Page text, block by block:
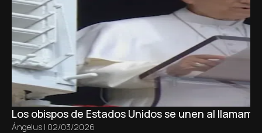
Los obispos de Estados Unidos se unen al
Ángelus | 02/03/2026